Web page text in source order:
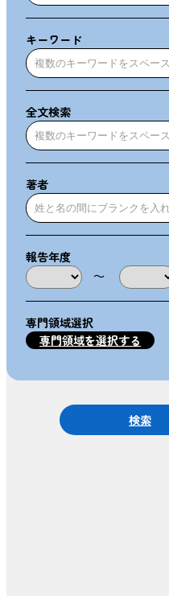
キーワード
全文検索
著者
報告年度
～
専門領域選択
専門領域を選択する
検索